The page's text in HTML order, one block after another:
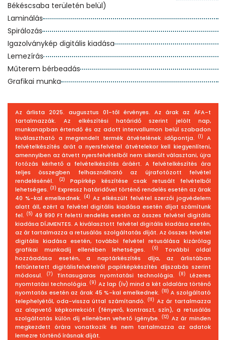
Békéscsaba területén belül)
Laminálás
Spirálozás
Igazolványkép digitális kiadása
Lemezírás
Műterem bérbeadás
Grafikai munka
Az árlista 2025. augusztus 01-től érvényes. Az árak az ÁFA-t
tartalmazzák. Az elkészítési határidő szerint jelölt nap,
munkanapban értendő és az adott intervallumon belül szabadon
kiválasztható a megrendelt termék átvételének időpontja.
(1)
A
felvételkészítés árát a nyersfelvétel átvételekor kell kiegyenlíteni,
amennyiben az átvett nyersfelvételből nem sikerült választani, újra
fotózás kérhető a felvételkészítés áráért. A felvételkészítés ára
teljes összegben felhasználható az újrafotózott felvétel
rendelésénél.
(2)
Papírkép készítése csak retusált felvételből
lehetséges. (3) Expressz határidővel történő rendelés esetén az árak
40 %-kal emelkednek. (4) Az elkészült felvétel szerzői jogvédelem
alatt áll, ezért a felvétel digitális kiadása esetén díjat számítunk
fel. (5) 49 990 Ft feletti rendelés esetén az összes felvétel digitális
kiadása DÍJMENTES. A kiválasztott felvétel digitális kiadása esetén,
az ár tartalmazza a retusálás szolgáltatás díját. Az összes felvétel
digitális kiadása esetén, további felvétel retusálása kizárólag
grafikai munkadíj ellenében lehetséges.
(6)
További oldal
hozzáadása esetén, a naptárkészítés díja, az árlistában
feltűntetett digitálisfelvételről papírképkészítés díjszabás szerint
módosul.
(7) Tintasugaras nyomtatási technológia. (8)
Lézeres
nyomtatási technológia. (9) Az lap (ív) mind a két oldalára történő
nyomtatás esetén az árak 45 %-kal emelkednek. (10) A szolgáltató
telephelyétől, oda-vissza úttal számítandó. (11) Az ár tartalmazza
az alapvető képkorrekciót (fényerő, kontraszt, szín), a retusálás
szolgáltatás külön díj ellenében vehető igénybe. (12) Az ár minden
megkezdett órára vonatkozik és nem tartalmazza az adatok
lemezre történő írásnak díját.